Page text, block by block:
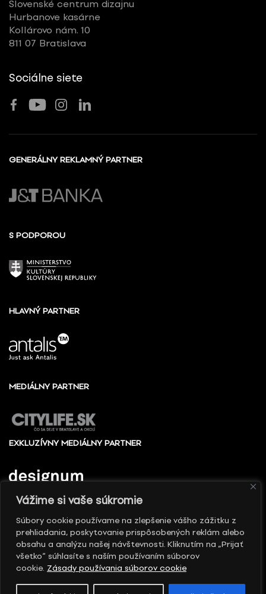
Vážime si vaše súkromie
Súbory cookie používame na zlepšenie vášho zážitku z
prehliadania, poskytovanie prispôsobených reklám alebo
obsahu a analýzu našej návštevnosti. Kliknutím na „Prijať
všetko“ súhlasíte s naším používaním súborov
cookie. Zásady používania súborov cookie
Slovenské centrum dizajnu
Hurbanove kasárne
Kollárovo nám. 10
811 07 Bratislava
Sociálne siete
GENERÁLNY REKLAMNÝ PARTNER
S PODPOROU
HLAVNÝ PARTNER
MEDIÁLNY PARTNER
EXKLUZÍVNY MEDIÁLNY PARTNER
© 2010 - 2026 Slovenské centrum dizajnu, Všetky
práva vyhradené